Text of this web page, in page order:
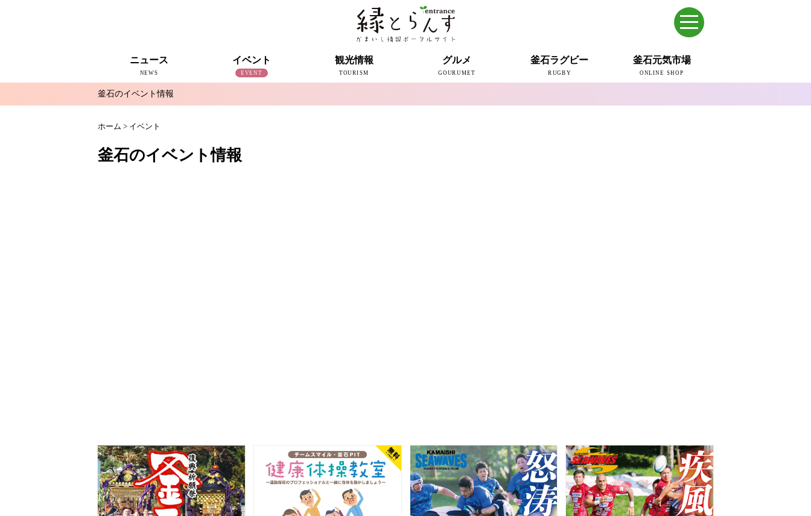
ニュース
NEWS
すべて
釜石新聞NewS
復興釜石新聞アーカイブ
地域情報
インタビュー
イベント
EVENT
観光情報
TOURISM
グルメ
GOURUMET
釜石ラグビー
RUGBY
釜石元気市場
ONLINE SHOP
釜石のイベント情報
ホーム > イベント
釜石のイベント情報